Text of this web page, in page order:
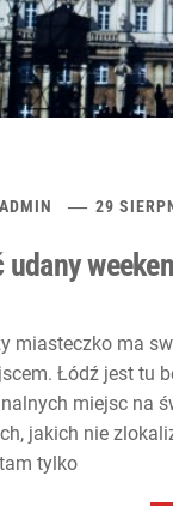
29
miasteczko ma
Łódź jest tu
miejsc na
jakich nie
tylko